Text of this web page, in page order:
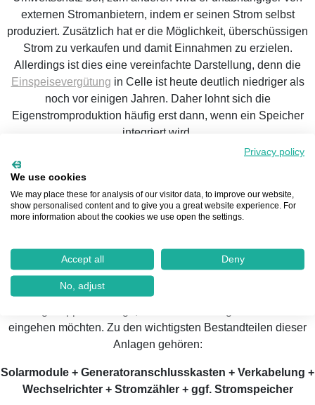
externen Stromanbietern, indem er seinen Strom selbst
produziert. Zusätzlich hat er die Möglichkeit, überschüssigen
Strom zu verkaufen und damit Einnahmen zu erzielen.
Allerdings ist dies eine vereinfachte Darstellung, denn die
Einspeisevergütung in Celle ist heute deutlich niedriger als
noch vor einigen Jahren. Daher lohnt sich die
Eigenstromproduktion häufig erst dann, wenn ein Speicher
integriert wird.
in Celle
Die einzelnen Komponenten einer Photovoltaikanlage
variieren je nach Anlagetyp. Die gängigste Variante ist die
eingehen möchten. Zu den wichtigsten Bestandteilen dieser
Anlagen gehören:
Solarmodule + Generatoranschlusskasten + Verkabelung +
Wechselrichter + Stromzähler + ggf. Stromspeicher
Privacy policy
We use cookies
We may place these for analysis of our visitor data, to improve our website,
show personalised content and to give you a great website experience. For
more information about the cookies we use open the settings.
Accept all Deny
No, adjust